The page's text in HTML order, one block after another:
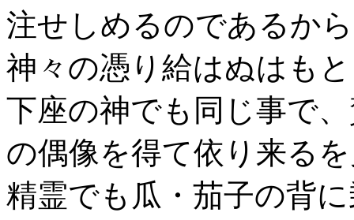
注せしめるのであるか
神々の憑り給はぬはも
下座の神でも同じ事で
の偶像を得て依り来る
精霊でも瓜・茄子の背